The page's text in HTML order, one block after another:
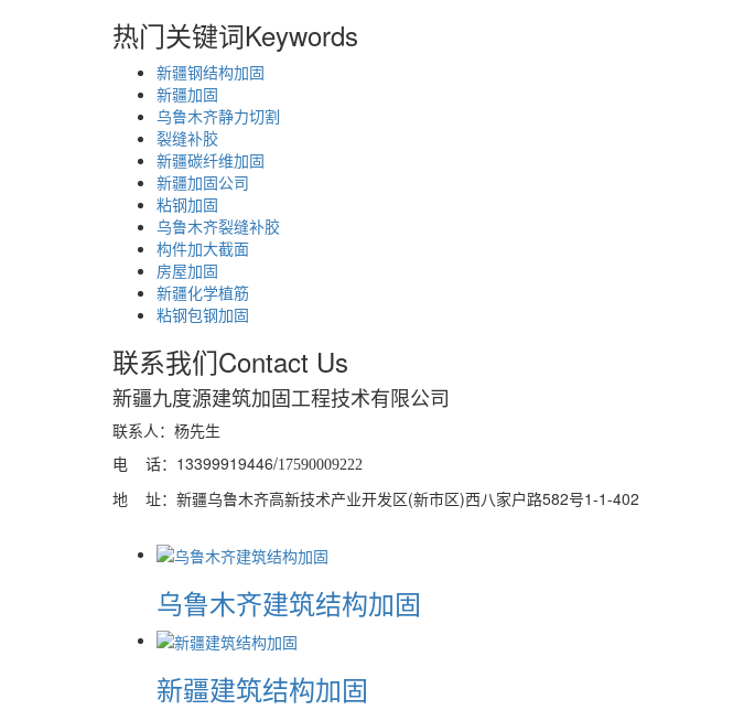
热门关键词Keywords
新疆钢结构加固
新疆加固
乌鲁木齐静力切割
裂缝补胶
新疆碳纤维加固
新疆加固公司
粘钢加固
乌鲁木齐裂缝补胶
构件加大截面
房屋加固
新疆化学植筋
粘钢包钢加固
联系我们Contact Us
新疆九度源建筑加固工程技术有限公司
联系人：杨先生
电 话：13399919446/17590009222
地 址：新疆乌鲁木齐高新技术产业开发区(新市区)西八家户路582号1-1-402
乌鲁木齐建筑结构加固
新疆建筑结构加固